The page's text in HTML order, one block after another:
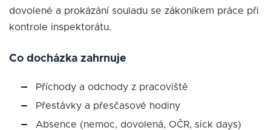
dovolené a prokázání souladu se zákoníkem práce při
kontrole inspektorátu.
Co docházka zahrnuje
Příchody a odchody z pracoviště
Přestávky a přesčasové hodiny
Absence (nemoc, dovolená, OČR, sick days)